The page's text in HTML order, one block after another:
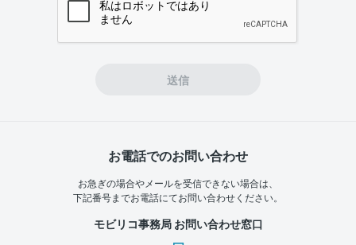
送信
お電話でのお問い合わせ
お急ぎの場合やメールを受信できない場合は、
下記番号までお電話にてお問い合わせください。
モビリコ事務局 お問い合わせ窓口